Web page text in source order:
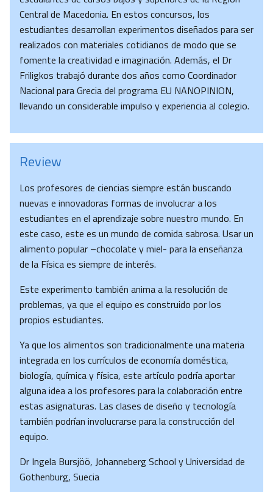
Central de Macedonia. En estos concursos, los
estudiantes desarrollan experimentos diseñados para ser
realizados con materiales cotidianos de modo que se
fomente la creatividad e imaginación. Además, el Dr
Friligkos trabajó durante dos años como Coordinador
Nacional para Grecia del programa EU NANOPINION,
llevando un considerable impulso y experiencia al colegio.
Review
Los profesores de ciencias siempre están buscando
nuevas e innovadoras formas de involucrar a los
estudiantes en el aprendizaje sobre nuestro mundo. En
este caso, este es un mundo de comida sabrosa. Usar un
alimento popular –chocolate y miel- para la enseñanza
de la Física es siempre de interés.
Este experimento también anima a la resolución de
problemas, ya que el equipo es construido por los
propios estudiantes.
Ya que los alimentos son tradicionalmente una materia
integrada en los currículos de economía doméstica,
biología, química y física, este artículo podría aportar
alguna idea a los profesores para la colaboración entre
estas asignaturas. Las clases de diseño y tecnología
también podrían involucrarse para la construcción del
equipo.
Dr Ingela Bursjöö, Johanneberg School y Universidad de
Gothenburg, Suecia